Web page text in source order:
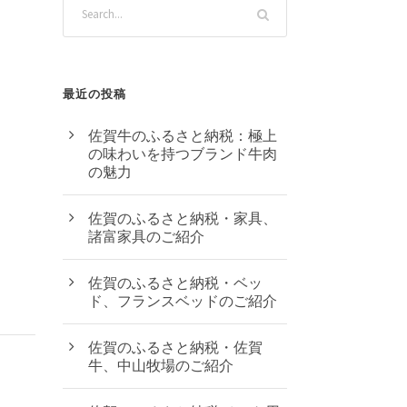
最近の投稿
佐賀牛のふるさと納税：極上
の味わいを持つブランド牛肉
の魅力
佐賀のふるさと納税・家具、
諸富家具のご紹介
佐賀のふるさと納税・ベッ
ド、フランスベッドのご紹介
佐賀のふるさと納税・佐賀
牛、中山牧場のご紹介